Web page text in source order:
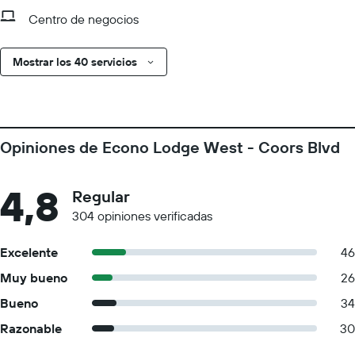
Centro de negocios
Mostrar los 40 servicios
Opiniones de Econo Lodge West - Coors Blvd
4,8 Regular
304 opiniones verificadas
Excelente
46
Muy bueno
26
Bueno
34
Razonable
30